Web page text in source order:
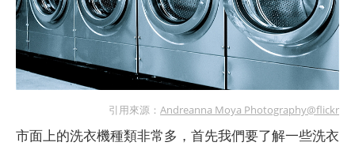
引用來源： Andreanna Moya Photography@flickr
市面上的洗衣機種類非常多，首先我們要了解一些洗衣